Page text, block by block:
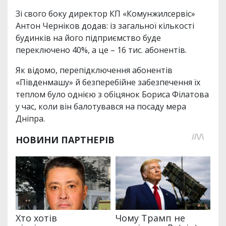
Зі свого боку директор КП «Комунжилсервіс»
Антон Черніков додав: із загальної кількості
будинків на його підприємство буде
переключено 40%, а це – 16 тис. абонентів.
Як відомо, перепідключення абонентів
«Південмашу» й безперебійне забезпечення їх
теплом було однією з обіцянок Бориса Філатова
у час, коли він балотувався на посаду мера
Дніпра.